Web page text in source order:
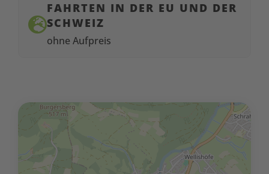

FAHRTEN IN DER EU UND DER
SCHWEIZ
ohne Aufpreis